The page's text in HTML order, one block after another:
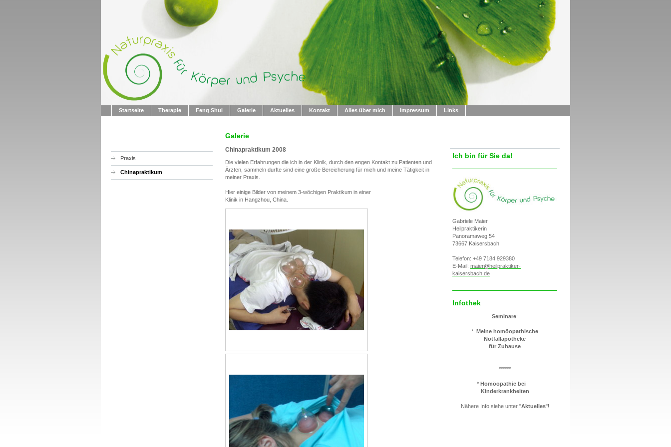
Startseite Therapie Feng Shui Galerie Aktuelles Kontakt Alles über mich Impressum Links
Praxis
Chinapraktikum
Galerie
Chinapraktikum 2008
Die vielen Erfahrungen die ich in der Klinik, durch den engen Kontakt zu Patienten und
Ärzten, sammeln durfte sind eine große Bereicherung für mich und meine Tätigkeit in
meiner Praxis.
Hier einige Bilder von meinem 3-wöchigen Praktikum in einer
Klinik in Hangzhou, China.
Ich bin für Sie da!
Gabriele Maier
Heilpraktikerin
Panoramaweg 54
73667 Kaisersbach
Telefon: +49 7184 929380
E-Mail: maier@heilpraktiker-
kaisersbach.de
Infothek
Seminare:
* Meine homöopathische
Notfallapotheke
für Zuhause
******
* Homöopathie bei
Kinderkrankheiten
Nähere Info siehe unter "Aktuelles"!